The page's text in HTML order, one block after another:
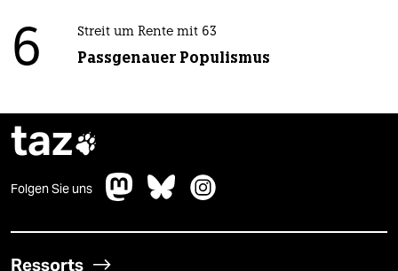
6 Streit um Rente mit 63
Passgenauer Populismus
taz
Folgen Sie uns
Ressorts